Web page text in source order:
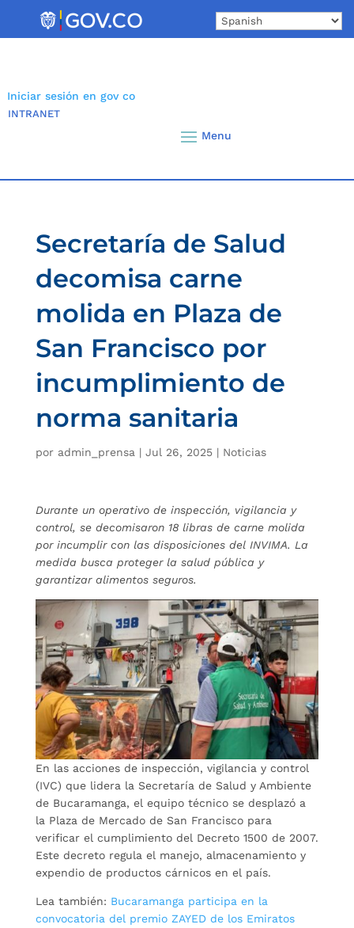
Iniciar sesión en gov co
INTRANET
Secretaría de Salud
decomisa carne
molida en Plaza de
San Francisco por
incumplimiento de
norma sanitaria
por admin_prensa | Jul 26, 2025| Noticias
Durante un operativo de inspección, vigilancia y
control, se decomisaron 18 libras de carne molida
por incumplir con las disposiciones del INVIMA. La
medida busca proteger la salud pública y
garantizar alimentos seguros.
En las acciones de inspección, vigilancia y control
(IVC) que lidera la Secretaría de Salud y Ambiente
de Bucaramanga, el equipo técnico se desplazó a
la Plaza de Mercado de San Francisco para
verificar el cumplimiento del Decreto 1500 de 2007.
Este decreto regula el manejo, almacenamiento y
expendio de productos cárnicos en el país.
Lea también: Bucaramanga participa en la
convocatoria del premio ZAYED de los Emiratos